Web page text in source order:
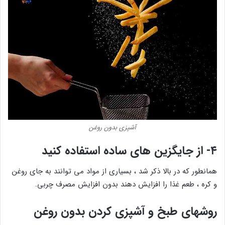
آشپزی بدون روغن
۴- از جایگزین های ساده استفاده کنید
همانطور که در بالا ذکر شد ، بسیاری از مواد می توانند به جای روغن
و کره ، طعم غذا را افزایش دهند بدون افزایش مصرف چربی.
روشهای طبخ و آشپزی کردن بدون روغن